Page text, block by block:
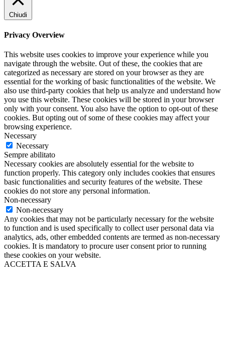
Chiudi
Privacy Overview
This website uses cookies to improve your experience while you
navigate through the website. Out of these, the cookies that are
categorized as necessary are stored on your browser as they are
essential for the working of basic functionalities of the website. We
also use third-party cookies that help us analyze and understand how
you use this website. These cookies will be stored in your browser
only with your consent. You also have the option to opt-out of these
cookies. But opting out of some of these cookies may affect your
browsing experience.
Necessary
Necessary
Sempre abilitato
Necessary cookies are absolutely essential for the website to
function properly. This category only includes cookies that ensures
basic functionalities and security features of the website. These
cookies do not store any personal information.
Non-necessary
Non-necessary
Any cookies that may not be particularly necessary for the website
to function and is used specifically to collect user personal data via
analytics, ads, other embedded contents are termed as non-necessary
cookies. It is mandatory to procure user consent prior to running
these cookies on your website.
ACCETTA E SALVA